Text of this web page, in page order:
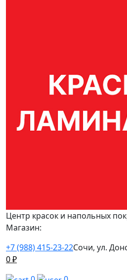
Центр красок и напольных
Магазин:
+7 (988) 415-23-22Сочи, ул.
0₽